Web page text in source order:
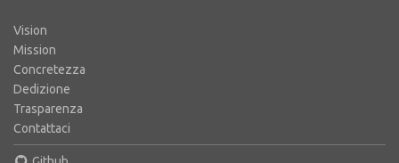
Vision
Mission
Concretezza
Dedizione
Trasparenza
Contattaci